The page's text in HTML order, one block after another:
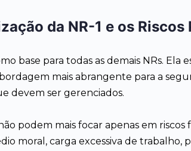
da NR-1 e os
base para todas as demais NRs.
mais abrangente para a
devem ser gerenciados.
podem mais focar apenas em
moral, carga excessiva de